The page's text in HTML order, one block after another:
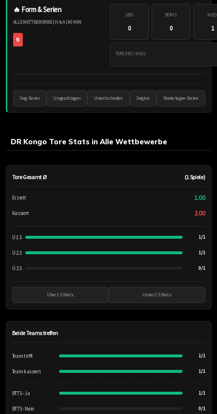
🔥 Form & Serien
ALLE WETTBEWERBE | H & A | 90 MIN
N
SIEG
0
REMIS
0
NIED.
1
TORE ERZI./KASS.
Sieg-Serien Ungeschlagen Unentschieden Sieglos Niederlagen-Serien
DR Kongo Tore Stats in Alle Wettbewerbe
Tore Gesamt Ø (1 Spiele)
Erzielt 1.00
Kassiert 2.00
Ü 1.5 1/1
Ü 2.5 1/1
Ü 3.5 0/1
Über 2.5 Stats Unter 2.5 Stats
Beide Teams treffen
Team trifft 1/1
Team kassiert 1/1
BTTS - Ja 1/1
BTTS - Nein 0/1